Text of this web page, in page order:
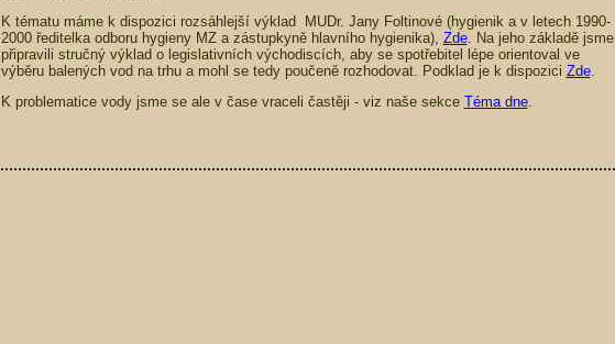
K tématu máme k dispozici rozsáhlejší výklad MUDr. Jany Foltinové (hygienik a v letech 1990-
2000 ředitelka odboru hygieny MZ a zástupkyně hlavního hygienika), Zde. Na jeho základě jsme
připravili stručný výklad o legislativních východiscích, aby se spotřebitel lépe orientoval ve
výběru balených vod na trhu a mohl se tedy poučeně rozhodovat. Podklad je k dispozici Zde.
K problematice vody jsme se ale v čase vraceli častěji - viz naše sekce Téma dne.